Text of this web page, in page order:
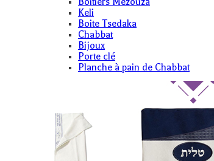
Keli
Boite Tsedaka
Chabbat
Bijoux
Porte clé
Planche à pain de Chabbat